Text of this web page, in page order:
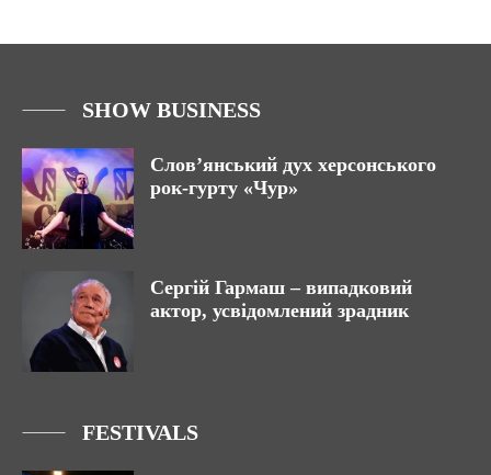
SHOW BUSINESS
Слов’янський дух херсонського
рок-гурту «Чур»
Сергій Гармаш – випадковий
актор, усвідомлений зрадник
FESTIVALS